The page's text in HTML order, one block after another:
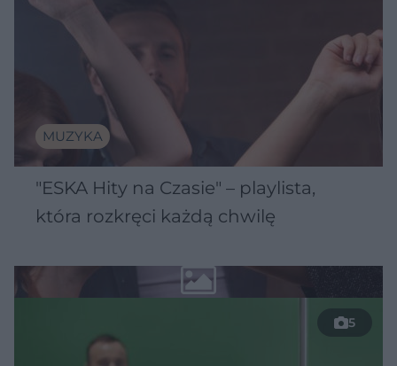
MUZYKA
"ESKA Hity na Czasie" – playlista,
która rozkręci każdą chwilę
5